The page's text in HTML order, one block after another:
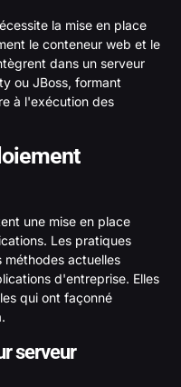
la mise en place
le conteneur web et le
dans un serveur
ou JBoss, formant
à l'exécution des
une mise en place
Les pratiques
méthodes actuelles
d'entreprise. Elles
qui ont façonné
serveur